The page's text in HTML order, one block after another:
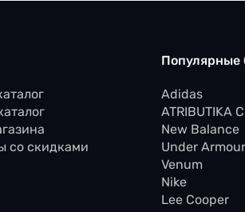
со скидками
Популярные
Adidas
ATRIBUTIKA
New Balance
Under Armour
Venum
Nike
Lee Cooper